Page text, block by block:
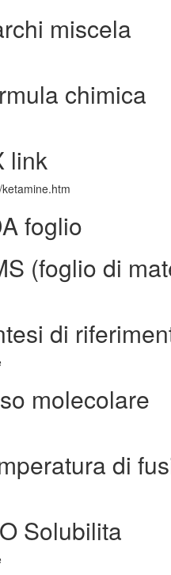
miscela
chimica
link
foglio
(foglio di
di
molecolare
di
O Solubilita